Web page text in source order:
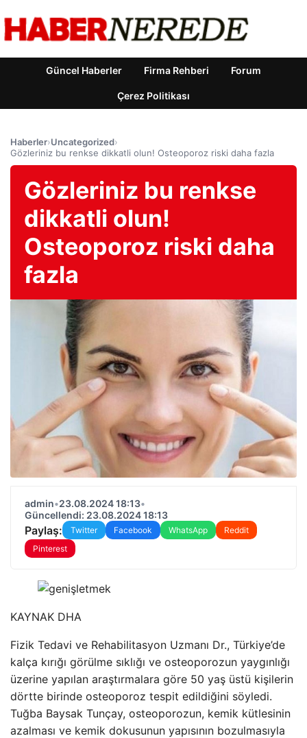
Güncel Haberler Firma Rehberi Forum
Çerez Politikası
Haberler›Uncategorized›
Gözleriniz bu renkse dikkatli olun! Osteoporoz riski daha fazla
Gözleriniz bu renkse
dikkatli olun!
Osteoporoz riski daha
fazla
admin•23.08.2024 18:13•
Güncellendi: 23.08.2024 18:13
Paylaş: Twitter Facebook WhatsApp
Reddit
Pinterest
KAYNAK DHA
Fizik Tedavi ve Rehabilitasyon Uzmanı Dr., Türkiye’de
kalça kırığı görülme sıklığı ve osteoporozun yaygınlığı
üzerine yapılan araştırmalara göre 50 yaş üstü kişilerin
dörtte birinde osteoporoz tespit edildiğini söyledi.
Tuğba Baysak Tunçay, osteoporozun, kemik kütlesinin
azalması ve kemik dokusunun yapısının bozulmasıyla